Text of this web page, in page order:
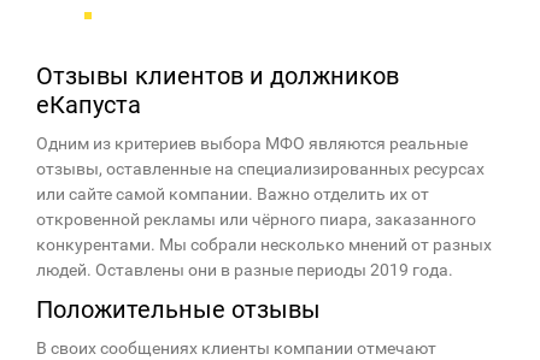
Отзывы клиентов и должников
еКапуста
Одним из критериев выбора МФО являются реальные
отзывы, оставленные на специализированных ресурсах
или сайте самой компании. Важно отделить их от
откровенной рекламы или чёрного пиара, заказанного
конкурентами. Мы собрали несколько мнений от разных
людей. Оставлены они в разные периоды 2019 года.
Положительные отзывы
В своих сообщениях клиенты компании отмечают